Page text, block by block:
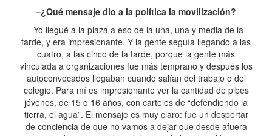
–¿Qué mensaje dio a la política la movilización?
–Yo llegué a la plaza a eso de la una, una y media de la
tarde, y era impresionante. Y la gente seguía llegando a las
cuatro, a las cinco de la tarde, porque la gente más
vinculada a organizaciones fue más temprano y después los
autoconvocados llegaban cuando salían del trabajo o del
colegio. Para mí es impresionante ver la cantidad de pibes
jóvenes, de 15 o 16 años, con carteles de “defendiendo la
tierra, el agua”. El mensaje es muy claro: fue un despertar
de conciencia de que no vamos a dejar que desde afuera